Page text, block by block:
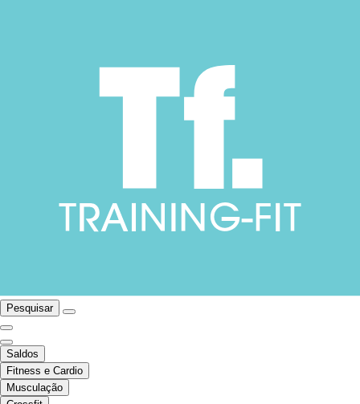
Pesquisar
Saldos
Fitness e Cardio
Musculação